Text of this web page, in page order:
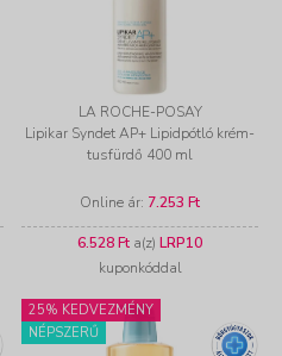
LA ROCHE-POSAY
Lipikar Syndet AP+ Lipidpótló krém-
tusfürdő 400 ml
Online ár: 7.253 Ft
6.528 Ft a(z) LRP10
kuponkóddal
25% KEDVEZMÉNY
NÉPSZERŰ